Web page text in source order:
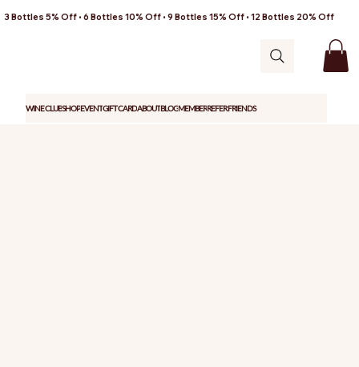
3 Bottles 5% Off • 6 Bottles 10% Off • 9 Bottles 15% Off • 12 Bottles 20% Off
WINE CLUBSHOPEVENTGIFT CARDABOUTBLOGMEMBERREFER FRIENDS